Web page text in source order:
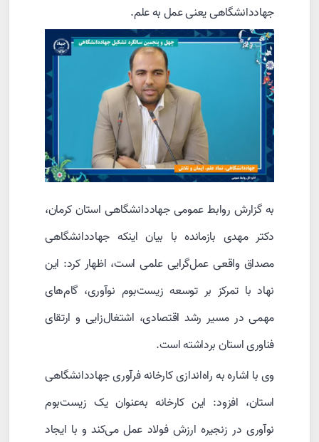
جهاددانشگاهی یعنی عمل به علم.
به گزارش روابط عمومی جهاددانشگاهی استان کرمان،
دکتر مهدی بازمانده با بیان اینکه جهاددانشگاهی
مصداق واقعی عمل‌گرایی علمی است، اظهار کرد: این
نهاد با تمرکز بر توسعه زیست‌بوم نوآوری، گام‌های
مهمی در مسیر رشد اقتصادی، اشتغال‌زایی و ارتقای
فناوری استان برداشته است.
وی با اشاره به راه‌اندازی کارخانه فرآوری جهاددانشگاهی
استان، افزود: این کارخانه به‌عنوان یک زیست‌بوم
نوآوری در زنجیره ارزش فولاد عمل می‌کند و با ایجاد